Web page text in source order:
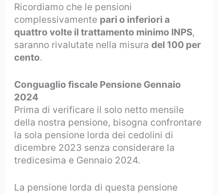
Ricordiamo che le pensioni
complessivamente pari o inferiori a
quattro volte il trattamento minimo INPS,
saranno rivalutate nella misuradel 100 per
cento.
Conguaglio fiscale Pensione Gennaio
2024
Prima di verificare il solo netto mensile
della nostra pensione, bisogna confrontare
la sola pensione lorda dei cedolini di
dicembre 2023 senza considerare la
tredicesima e Gennaio 2024.
La pensione lorda di questa pensione